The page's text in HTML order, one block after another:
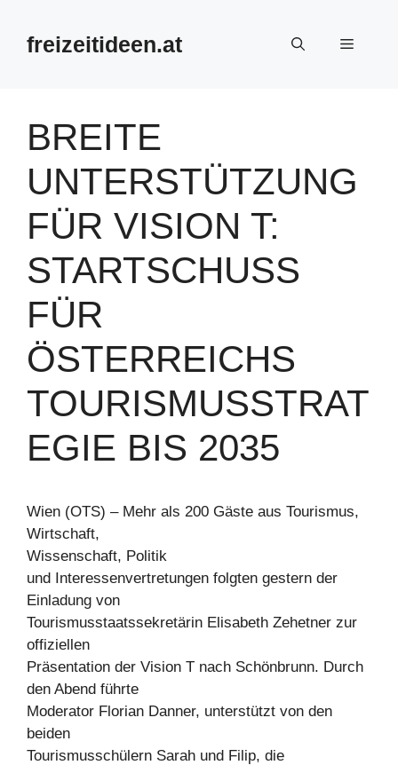
Inhalt
springenfreizeitideen.at Menü
BREITE
UNTERSTÜTZUNG
FÜR VISION T:
STARTSCHUSS
FÜR
ÖSTERREICHS
TOURISMUSSTRAT
EGIE BIS 2035
Wien (OTS) – Mehr als 200 Gäste aus Tourismus,
Wirtschaft,
Wissenschaft, Politik
und Interessenvertretungen folgten gestern der
Einladung von
Tourismusstaatssekretärin Elisabeth Zehetner zur
offiziellen
Präsentation der Vision T nach Schönbrunn. Durch
den Abend führte
Moderator Florian Danner, unterstützt von den
beiden
Tourismusschülern Sarah und Filip, die